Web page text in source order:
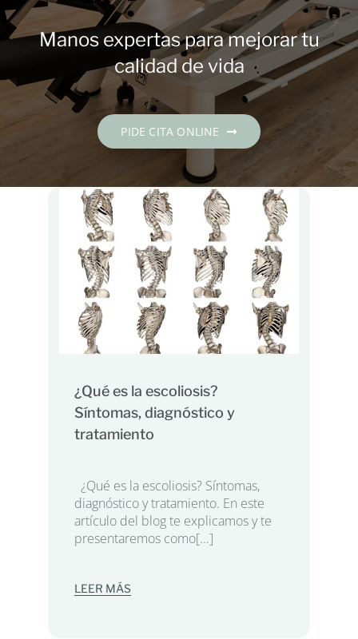
Contacto
Español
Manos expertas para mejorar tu
calidad de vida
PIDE CITA ONLINE
¿Qué es la escoliosis?
Síntomas, diagnóstico y
tratamiento
¿Qué es la escoliosis? Síntomas,
diagnóstico y tratamiento. En este
artículo del blog te explicamos y te
presentaremos como[...]
LEER MÁS